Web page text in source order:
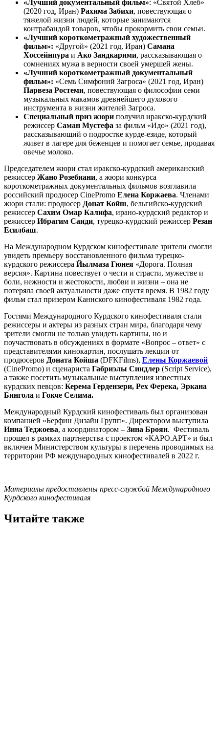
«Лучший документальный фильм»: «Святой Хлеб»
(2020 год, Иран) Рахима Забихи, повествующая о
тяжелой жизни людей, которые занимаются
контрабандой товаров, чтобы прокормить свои семьи.
«Лучший короткометражный художественный
фильм»: «Другой» (2021 год, Иран) Самана
Хоссейнпура и Ако Зандкарими, рассказывающая о
сомнениях мужа в верности своей умершей жены.
«Лучший короткометражный документальный
фильм»: «Семь Симфоний Загроса» (2021 год, Иран)
Парвеза Ростеми, повествующая о философии семи
музыкальных макамов древнейшего духового
инструмента в жизни жителей Загроса.
Специальный приз жюри получил иракско-курдский
режиссер Саман Мустефа за фильм «Идо» (2021 год),
рассказывающий о подростке курде-езиде, который
живет в лагере для беженцев и помогает семье, продавая
овечье молоко.
Председателем жюри стал иракско-курдский американский
режиссер Жано Розебиани, а жюри конкурса
короткометражных документальных фильмов возглавила
российский продюсер CinePromo Елена Коржаева. Членами
жюри стали: продюсер Донат Койш, бельгийско-курдский
режиссер Сахим Омар Калифа, ирано-курдский редактор и
режиссер Ибрагим Саиди, турецко-курдский режиссер Резан
Есилбаш.
На Международном Курдском кинофестивале зрители смогли
увидеть премьеру восстановленного фильма турецко-
курдского режиссера Йылмаза Гюнея «Дорога. Полная
версия». Картина повествует о чести и страсти, мужестве и
боли, нежности и жестокости, любви и жизни – она не
потеряла своей актуальности даже спустя время. В 1982 году
фильм стал призером Каннского кинофестиваля 1982 года.
Гостями Международного Курдского кинофестиваля стали
режиссеры и актеры из разных стран мира, благодаря чему
зрители смогли не только увидеть картины, но и
поучаствовать в обсуждениях в формате «Вопрос – ответ» с
представителями кинокартин, послушать лекции от
продюсеров Доната Койша (DFKFilms), Елены Коржаевой
(CinePromo) и сценариста Габриэлы Синдлер (Script Service),
а также посетить музыкальные выступления известных
курдских певцов: Керема Гердензери, Рех Ферека, Эркана
Бингола и Гокче Селима.
Международный Курдский кинофестиваль был организован
компанией «Берфин Дизайн Групп». Директором выступила
Инна Теджоева, а координатором – Зина Броян. Фестиваль
прошел в рамках партнерства с проектом «КАРО.АРТ» и был
включен Министерством культуры в перечень проводимых на
территории РФ международных кинофестивалей в 2022 г.
Материалы предоставлены пресс-службой Международного
Курдского кинофестиваля
Читайте также